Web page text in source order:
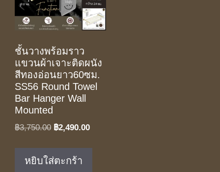
ชั้นวางพร้อมราว
แขวนผ้าเจาะติดผนัง
สีทองอ่อนยาว60ซม.
SS56 Round Towel
Bar Hanger Wall
Mounted
฿3,750.00 Original
฿3,750.00.
฿2,490.00Current
หยิบใส่ตะกร้า